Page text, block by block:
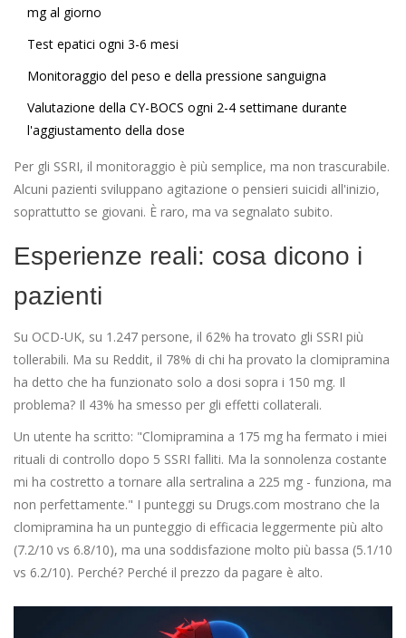
mg al giorno
Test epatici ogni 3-6 mesi
Monitoraggio del peso e della pressione sanguigna
Valutazione della CY-BOCS ogni 2-4 settimane durante
l'aggiustamento della dose
Per gli SSRI, il monitoraggio è più semplice, ma non trascurabile.
Alcuni pazienti sviluppano agitazione o pensieri suicidi all'inizio,
soprattutto se giovani. È raro, ma va segnalato subito.
Esperienze reali: cosa dicono i
pazienti
Su OCD-UK, su 1.247 persone, il 62% ha trovato gli SSRI più
tollerabili. Ma su Reddit, il 78% di chi ha provato la clomipramina
ha detto che ha funzionato solo a dosi sopra i 150 mg. Il
problema? Il 43% ha smesso per gli effetti collaterali.
Un utente ha scritto: "Clomipramina a 175 mg ha fermato i miei
rituali di controllo dopo 5 SSRI falliti. Ma la sonnolenza costante
mi ha costretto a tornare alla sertralina a 225 mg - funziona, ma
non perfettamente." I punteggi su Drugs.com mostrano che la
clomipramina ha un punteggio di efficacia leggermente più alto
(7.2/10 vs 6.8/10), ma una soddisfazione molto più bassa (5.1/10
vs 6.2/10). Perché? Perché il prezzo da pagare è alto.